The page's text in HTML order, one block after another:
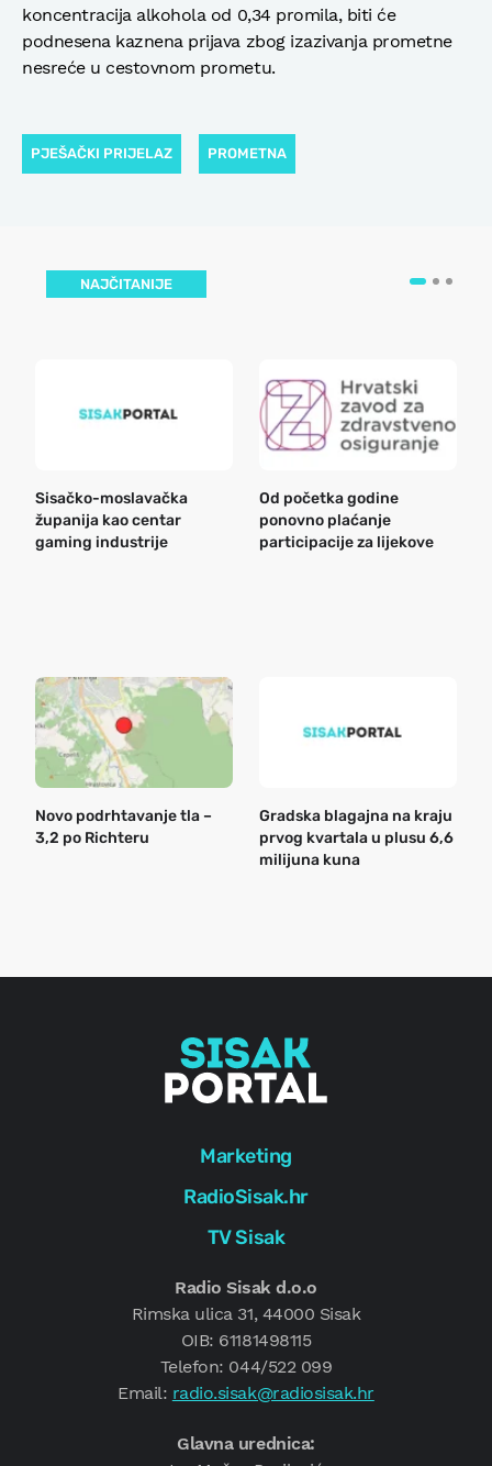
koncentracija alkohola od 0,34 promila, biti će
podnesena kaznena prijava zbog izazivanja prometne
nesreće u cestovnom prometu.
PJEŠAČKI PRIJELAZ PROMETNA
NAJČITANIJE
Sisačko-moslavačka
županija kao centar
gaming industrije
Od početka godine
ponovno plaćanje
participacije za lijekove
Novo podrhtavanje tla –
3,2 po Richteru
Gradska blagajna na kraju
prvog kvartala u plusu 6,6
milijuna kuna
Marketing
RadioSisak.hr
TV Sisak
Radio Sisak d.o.o
Rimska ulica 31, 44000 Sisak
OIB: 61181498115
Telefon: 044/522 099
Email: radio.sisak@radiosisak.hr
Glavna urednica: